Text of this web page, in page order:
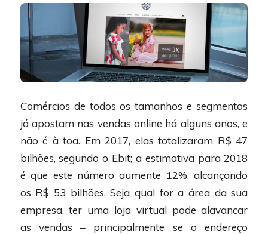
Comércios de todos os tamanhos e segmentos
já apostam nas vendas online há alguns anos, e
não é à toa. Em 2017, elas totalizaram R$ 47
bilhões, segundo o Ebit; a estimativa para 2018
é que este número aumente 12%, alcançando
os R$ 53 bilhões. Seja qual for a área da sua
empresa, ter uma loja virtual pode alavancar
as vendas – principalmente se o endereço